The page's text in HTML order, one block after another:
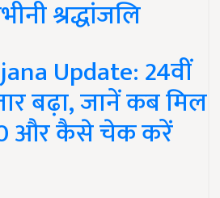
श्रद्धांजलि
Update: 24वीं
बढ़ा, जानें कब मिल
और कैसे चेक करें